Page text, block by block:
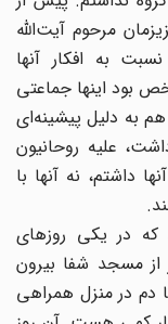
مرحوم آیت‌الله
به افکار آنها
اینها جماعتی
به دلیل پیشینه‌ای
علیه روحانیون
داشتم، نه آنها با
در یکی روزهای
عصر از مسجد شفا بیرون
در منزل همراهی